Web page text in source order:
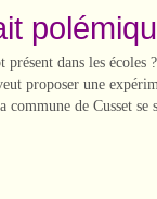
dans les écoles
proposer une
de Cusset se